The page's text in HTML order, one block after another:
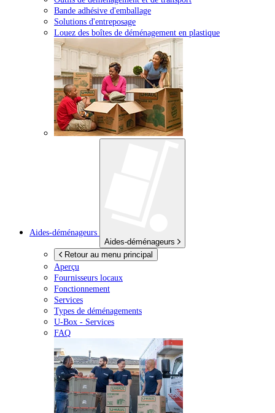
Bande adhésive d'emballage
Solutions d'entreposage
Louez des boîtes de déménagement en plastique
Aides-déménageurs
Aides-déménageurs
Retour au menu principal
Aperçu
Fournisseurs locaux
Fonctionnement
Services
Types de déménagements
U-Box - Services
FAQ